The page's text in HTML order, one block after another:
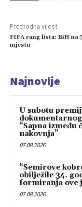
Prethodna vijest
FIFA rang lista: BiH na
mjestu
Najnovije
U subotu
“Sapna između
nakovnja”
07.08.2026
“Semirove
obilježile 34.
formiranja ove
07.08.2026